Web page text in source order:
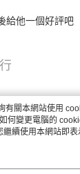
給他一個好評吧
有關本網站使用
何變更電腦的
繼續使用本網站即
。